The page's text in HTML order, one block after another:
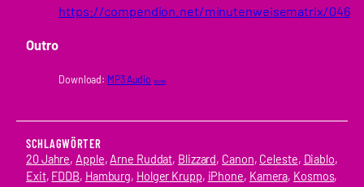
https://compendion.net/minutenweisematrix/046
Outro
Download: MP3 Audio 20 MB
SCHLAGWÖRTER
20 Jahre, Apple, Arne Ruddat, Blizzard, Canon, Celeste, Diablo
Exit, FDDB, Hamburg, Holger Krupp, iPhone, Kamera, Kosmos